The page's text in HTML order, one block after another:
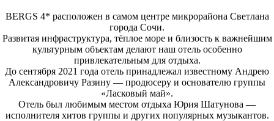
BERGS 4* расположен в самом центре микрорайона Светлана
города Сочи.
Развитая инфраструктура, тёплое море и близость к важнейшим
культурным объектам делают наш отель особенно
привлекательным для отдыха.
До сентября 2021 года отель принадлежал известному Андрею
Александровичу Разину — продюсеру и основателю группы
«Ласковый май».
Отель был любимым местом отдыха Юрия Шатунова —
исполнителя хитов группы и других популярных музыкантов.